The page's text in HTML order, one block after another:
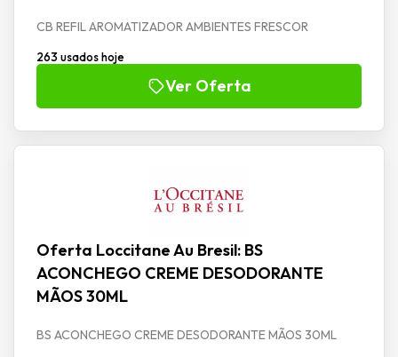
CB REFIL AROMATIZADOR AMBIENTES FRESCOR
263 usados hoje
Ver Oferta
Oferta Loccitane Au Bresil: BS
ACONCHEGO CREME DESODORANTE
MÃOS 30ML
BS ACONCHEGO CREME DESODORANTE MÃOS 30ML